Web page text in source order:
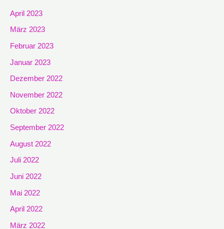
April 2023
März 2023
Februar 2023
Januar 2023
Dezember 2022
November 2022
Oktober 2022
September 2022
August 2022
Juli 2022
Juni 2022
Mai 2022
April 2022
März 2022